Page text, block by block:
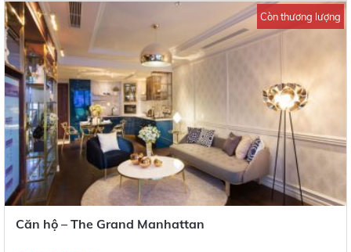
Còn thương lượng
Căn hộ – The Grand Manhattan